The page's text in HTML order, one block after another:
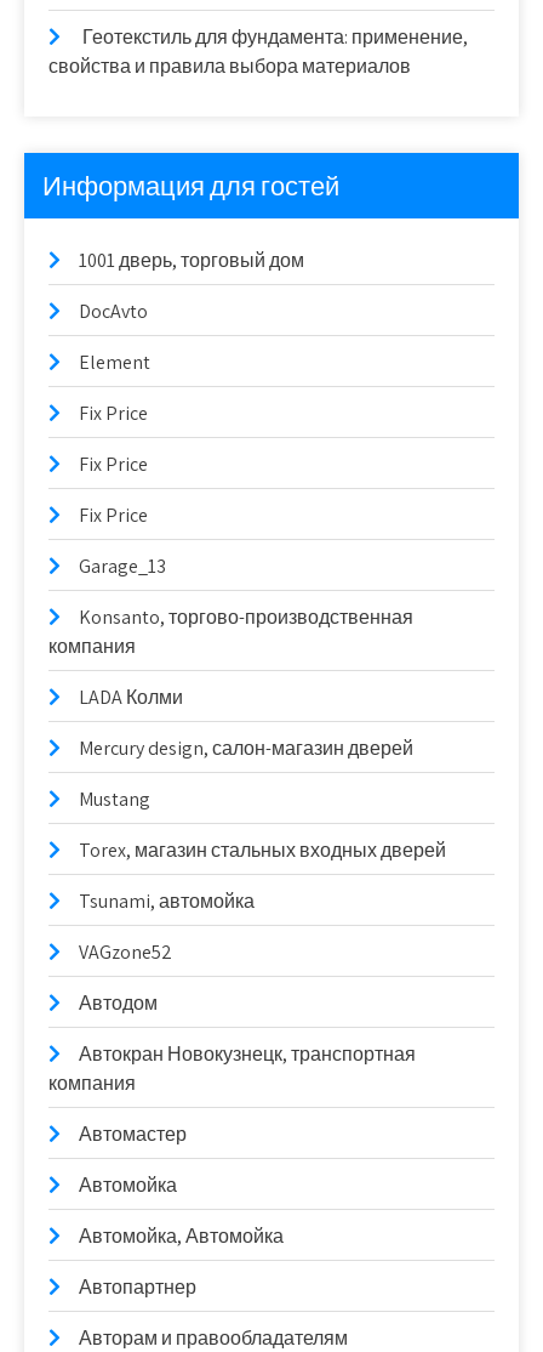
Геотекстиль для фундамента: применение,
свойства и правила выбора материалов
Информация для гостей
1001 дверь, торговый дом
DocAvto
Element
Fix Price
Fix Price
Fix Price
Garage_13
Konsanto, торгово-производственная
компания
LADA Колми
Mercury design, салон-магазин дверей
Mustang
Torex, магазин стальных входных дверей
Tsunami, автомойка
VAGzone52
Автодом
Автокран Новокузнецк, транспортная
компания
Автомастер
Автомойка
Автомойка, Автомойка
Автопартнер
Авторам и правообладателям